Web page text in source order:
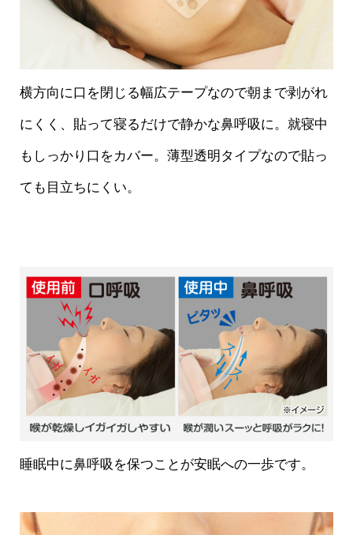
横方向に口を閉じる幅広テープなので朝まで剥がれ
にくく、貼って寝るだけで静かな鼻呼吸に。就寝中
もしっかり口をカバー。薄型透明タイプなので貼っ
ても目立ちにくい。
睡眠中に鼻呼吸を保つことが安眠への一歩です。